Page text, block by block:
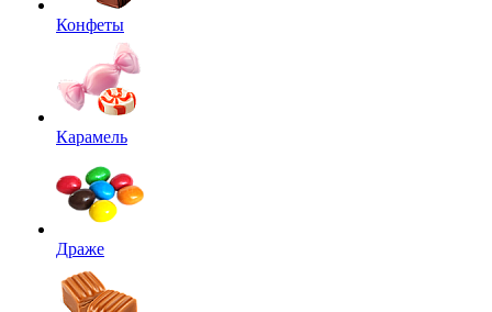
Конфеты
Карамель
Драже